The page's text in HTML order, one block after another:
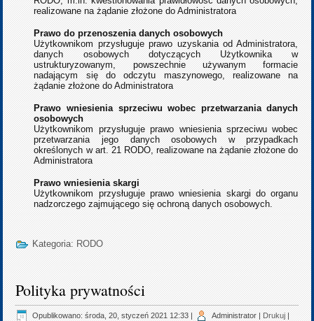
realizowane na żądanie złożone do Administratora
Prawo do przenoszenia danych osobowych
Użytkownikom przysługuje prawo uzyskania od Administratora,
danych osobowych dotyczących Użytkownika w
ustrukturyzowanym, powszechnie używanym formacie
nadającym się do odczytu maszynowego, realizowane na
żądanie złożone do Administratora
Prawo wniesienia sprzeciwu wobec przetwarzania danych
osobowych
Użytkownikom przysługuje prawo wniesienia sprzeciwu wobec
przetwarzania jego danych osobowych w przypadkach
określonych w art. 21 RODO, realizowane na żądanie złożone do
Administratora
Prawo wniesienia skargi
Użytkownikom przysługuje prawo wniesienia skargi do organu
nadzorczego zajmującego się ochroną danych osobowych.
Kategoria: RODO
Polityka prywatności
Opublikowano: środa, 20, styczeń 2021 12:33 | Administrator |Drukuj |